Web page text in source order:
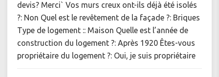
devis? Merci` Vos murs creux ont-ils déjà été isolés
?: Non Quel est le revêtement de la façade ?: Briques
Type de logement :: Maison Quelle est l’année de
construction du logement ?: Après 1920 Êtes-vous
propriétaire du logement ?: Oui, je suis propriétaire